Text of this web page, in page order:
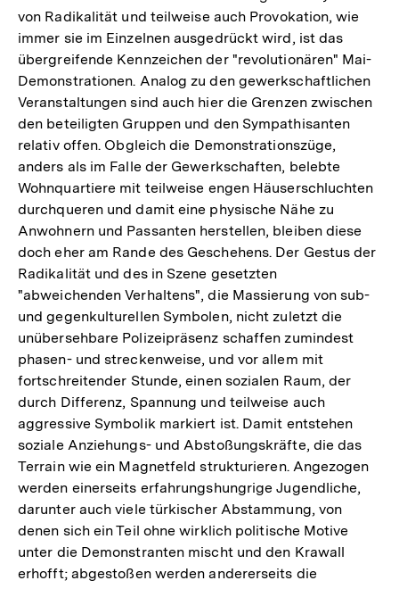
von Radikalität und teilweise auch Provokation, wie
immer sie im Einzelnen ausgedrückt wird, ist das
übergreifende Kennzeichen der "revolutionären" Mai-
Demonstrationen. Analog zu den gewerkschaftlichen
Veranstaltungen sind auch hier die Grenzen zwischen
den beteiligten Gruppen und den Sympathisanten
relativ offen. Obgleich die Demonstrationszüge,
anders als im Falle der Gewerkschaften, belebte
Wohnquartiere mit teilweise engen Häuserschluchten
durchqueren und damit eine physische Nähe zu
Anwohnern und Passanten herstellen, bleiben diese
doch eher am Rande des Geschehens. Der Gestus der
Radikalität und des in Szene gesetzten
"abweichenden Verhaltens", die Massierung von sub-
und gegenkulturellen Symbolen, nicht zuletzt die
unübersehbare Polizeipräsenz schaffen zumindest
phasen- und streckenweise, und vor allem mit
fortschreitender Stunde, einen sozialen Raum, der
durch Differenz, Spannung und teilweise auch
aggressive Symbolik markiert ist. Damit entstehen
soziale Anziehungs- und Abstoßungskräfte, die das
Terrain wie ein Magnetfeld strukturieren. Angezogen
werden einerseits erfahrungshungrige Jugendliche,
darunter auch viele türkischer Abstammung, von
denen sich ein Teil ohne wirklich politische Motive
unter die Demonstranten mischt und den Krawall
erhofft; abgestoßen werden andererseits die